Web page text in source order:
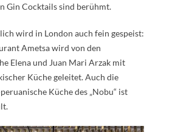
Gin Cocktails sind berühmt.
wird in London auch fein gespeist:
Ametsa wird von den
Elena und Juan Mari Arzak mit
Küche geleitet. Auch die
Küche des „Nobu“ ist